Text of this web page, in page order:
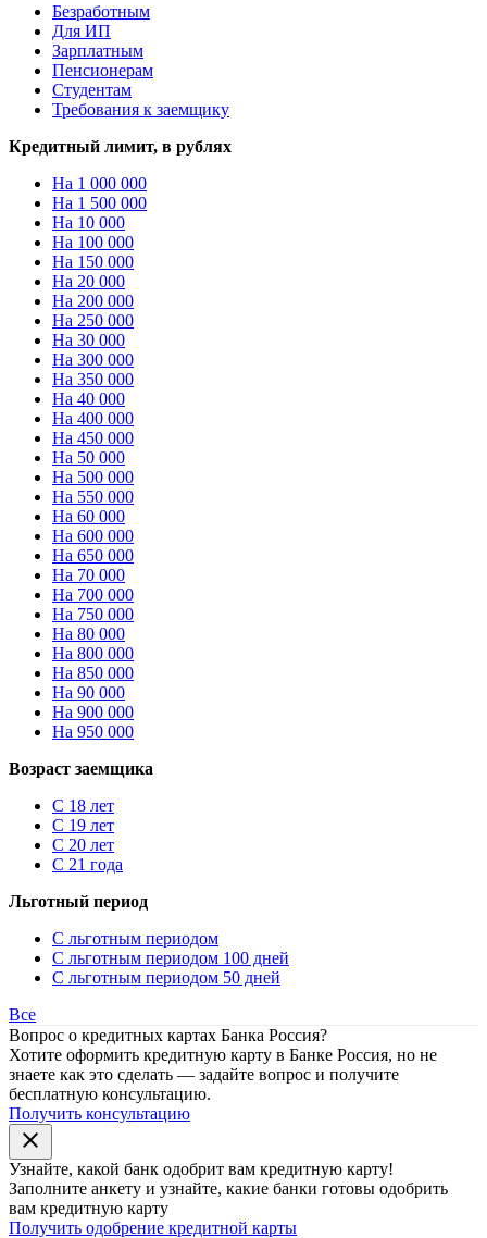
Безработным
Для ИП
Зарплатным
Пенсионерам
Студентам
Требования к заемщику
Кредитный лимит, в рублях
На 1 000 000
На 1 500 000
На 10 000
На 100 000
На 150 000
На 20 000
На 200 000
На 250 000
На 30 000
На 300 000
На 350 000
На 40 000
На 400 000
На 450 000
На 50 000
На 500 000
На 550 000
На 60 000
На 600 000
На 650 000
На 70 000
На 700 000
На 750 000
На 80 000
На 800 000
На 850 000
На 90 000
На 900 000
На 950 000
Возраст заемщика
С 18 лет
С 19 лет
С 20 лет
С 21 года
Льготный период
С льготным периодом
С льготным периодом 100 дней
С льготным периодом 50 дней
Все
Вопрос о кредитных картах Банка Россия?
Хотите оформить кредитную карту в Банке Россия, но не
знаете как это сделать — задайте вопрос и получите
бесплатную консультацию.
Получить консультацию
close
Узнайте, какой банк одобрит вам кредитную карту!
Заполните анкету и узнайте, какие банки готовы одобрить
вам кредитную карту
Получить одобрение кредитной карты